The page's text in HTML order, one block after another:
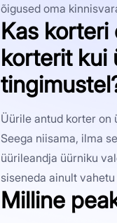
õigused oma
Kas korteri
korterit kui
Üürile antud korter on
Seega niisama, ilma
üürileandja üürniku
siseneda ainult
Milline